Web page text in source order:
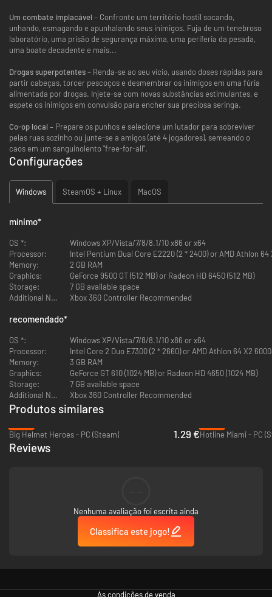
Um combate implacável – Confronte um território hostil socando,
unhando, esmagando e apunhalando seus inimigos. Fuja de um tenebroso
laboratório, uma prisão de segurança máxima, uma periferia da pesada,
uma boate decadente e mais...
Drogas superpotentes– Renda-se ao seu vício, usando doses rápidas para
partir cabeças, torcer pescoços e desmembrar os inimigos em uma fúria
alimentada por drogas. Injete-se com novas substâncias estimulantes, e
espete os inimigos em convulsão para encher sua preciosa seringa.
Co-op local – Prepare os punhos e selecione um lutador para sobreviver
pelas ruas sozinho ou junte-se a amigos (até 4 jogadores), semeando o
caos em um sanguinolento "free-for-all".
Configurações
Windows SteamOS + Linux MacOS
mínimo*
OS *:
Windows XP/Vista/7/8/8.1/10 x86 or x64
Processor:
Intel Pentium Dual Core E2220 (2 * 2400) or AMD Athlon
Memory:
2 GB RAM
Graphics:
GeForce 9500 GT (512 MB) or Radeon HD 6450 (512 MB)
Storage:
7 GB available space
Additional Notes:
Xbox 360 Controller Recommended
recomendado*
OS *:
Windows XP/Vista/7/8/8.1/10 x86 or x64
Processor:
Intel Core 2 Duo E7300 (2 * 2660) or AMD Athlon 64 X2
Memory:
3 GB RAM
Graphics:
GeForce GT 610 (1024 MB) or Radeon HD 4650 (1024 MB)
Storage:
7 GB available space
Additional Notes:
Xbox 360 Controller Recommended
Produtos similares
Big Helmet Heroes - PC (Steam)
1.29 €Hotline Miami - PC
Reviews
Nenhuma avaliação foi escrita ainda
Classifica este jogo!
As condições de venda